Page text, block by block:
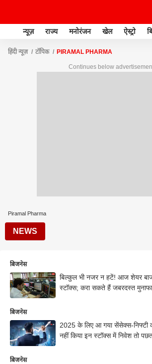
न्यूज़ राज्य मनोरंजन खेल ऐस्ट्रो
हिंदी न्यूज़ टॉपिक PIRAMAL PHARMA
Continues below
Piramal Pharma
NEWS
बिजनेस
बिल्कुल भी नजर न हटें! आज शेयर
स्टॉक्स; करा सकते हैं जबरदस्त मुनाफा
बिजनेस
2025 के लिए आ गया सेंसेक्स-निफ्टी
नहीं किया इन स्टॉक्स में निवेश तो
बिजनेस